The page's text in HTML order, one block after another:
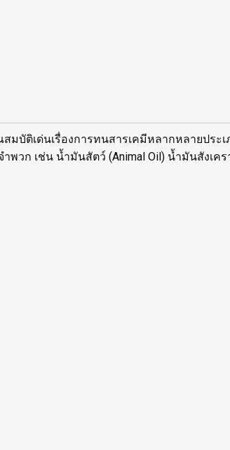
ติเด่นเรื่องการทนสารเคมีหลากหลายประเ
วก เช่น น้ำมันสัตว์ (Animal Oil) น้ำมันสังเค